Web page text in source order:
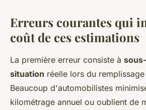
Erreurs courantes qui
coût de ces estimations
La première erreur consiste à
situation réelle lors du
Beaucoup d'automobilistes
kilométrage annuel ou oublient de